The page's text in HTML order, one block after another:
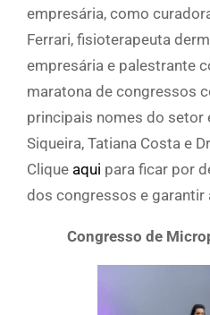
empresária, como
Ferrari, fisioterapeuta
empresária e palestrante
maratona de congressos
principais nomes do setor
Siqueira, Tatiana Costa e
Clique aqui para ficar por
dos congressos e garantir
Congresso de